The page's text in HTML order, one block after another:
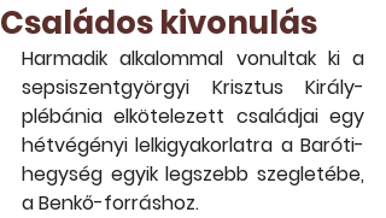
Családos kivonulás
Harmadik alkalommal vonultak ki a
sepsiszentgyörgyi Krisztus Király-
plébánia elkötelezett családjai egy
hétvégényi lelkigyakorlatra a Baróti-
hegység egyik legszebb szegletébe,
a Benkő-forráshoz.